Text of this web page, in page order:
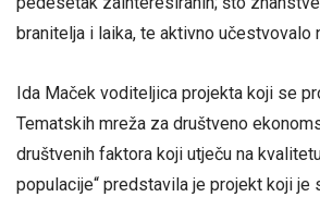
branitelja i laika, te aktivno učestvovalo
Ida Maček voditeljica projekta koji se
Tematskih mreža za društveno
društvenih faktora koji utječu na
populacije“ predstavila je projekt koji je